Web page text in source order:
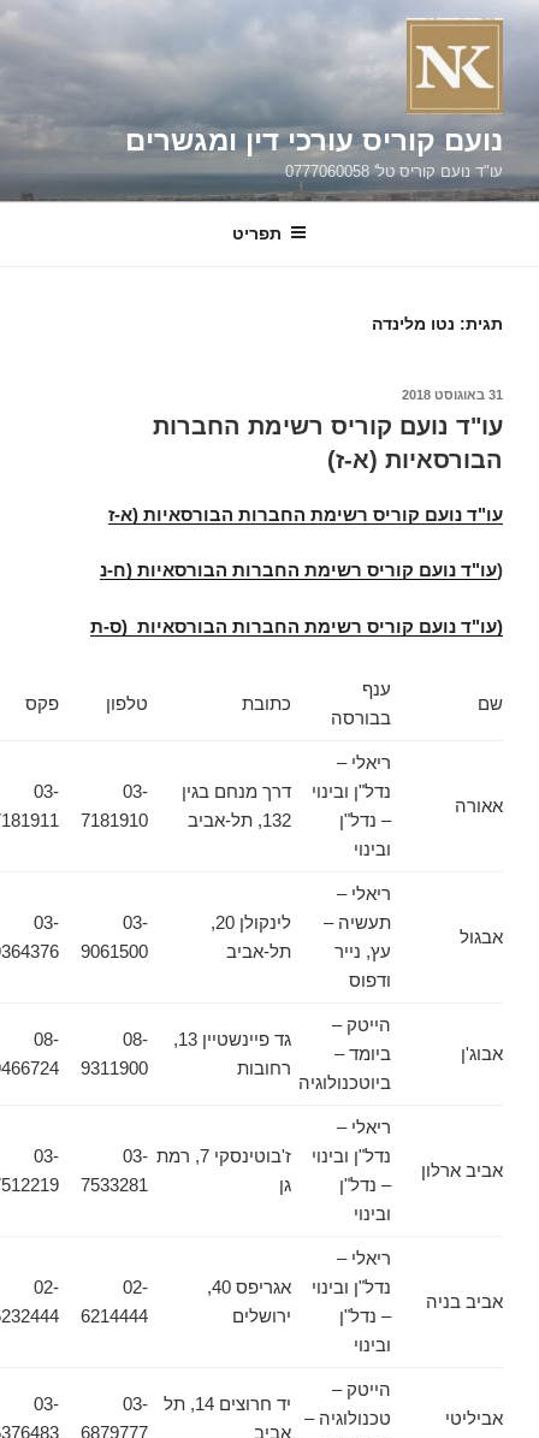
נועם קוריס עורכי דין ומגשרים
עו"ד נועם קוריס טל' 0777060058
תפריט
תגית:נטו מלינדה
פורסם
עו"ד נועם קוריס רשימת החברות
הבורסאיות (א-ז)
עו"ד נועם קוריס רשימת החברות הבורסאיות (א-ז
עו"ד נועם קוריס רשימת החברות הבורסאיות (ח-נ
(עו"ד נועם קוריס רשימת החברות הבורסאיות (ס-ת
שם
ענף
בבורסה
כתובת טלפון פקס
אאורה
ריאלי –
נדל"ן ובינוי
– נדל"ן
ובינוי
דרך מנחם בגין
132, תל-אביב
03-
7181910
03-
7181911
אבגול
ריאלי –
תעשיה –
עץ, נייר
ודפוס
לינקולן 20,
תל-אביב
03-
9061500
03-
9364376
אבוג'ן
הייטק –
ביומד –
ביוטכנולוגיה
גד פיינשטיין 13,
רחובות
08-
9311900
08-
9466724
אביב ארלון
ריאלי –
נדל"ן ובינוי
– נדל"ן
ובינוי
ז'בוטינסקי 7, רמת 03-
7533281
03-
7512219
אביב בניה
ריאלי –
נדל"ן ובינוי
– נדל"ן
ובינוי
אגריפס 40,
ירושלים
02-
6214444
02-
6232444
אביליטי
הייטק –
טכנולוגיה –
יד חרוצים 14, תל
אביב
03-
6879777
03-
5376483